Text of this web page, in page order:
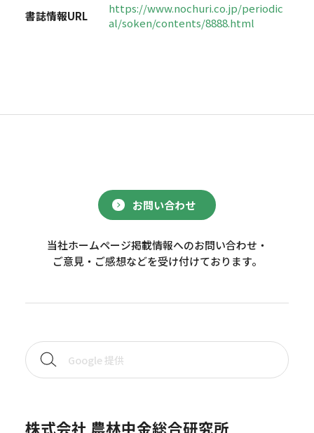
書誌情報URL
https://www.nochuri.co.jp/periodic
al/soken/contents/8888.html
お問い合わせ
当社ホームページ掲載情報へのお問い合わせ・
ご意見・ご感想などを受け付けております。
株式会社 農林中金総合研究所